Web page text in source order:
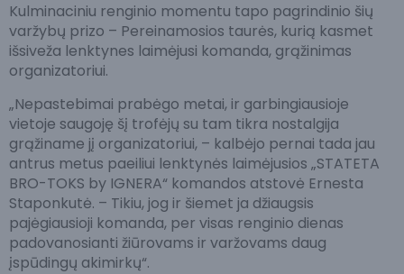
Kulminaciniu renginio momentu tapo pagrindinio šių
varžybų prizo – Pereinamosios taurės, kurią kasmet
išsiveža lenktynes laimėjusi komanda, grąžinimas
organizatoriui.
„Nepastebimai prabėgo metai, ir garbingiausioje
vietoje saugoję šį trofėjų su tam tikra nostalgija
grąžiname jį organizatoriui, – kalbėjo pernai tada jau
antrus metus paeiliui lenktynės laimėjusios „STATETA
BRO-TOKS by IGNERA“ komandos atstovė Ernesta
Staponkutė. – Tikiu, jog ir šiemet ja džiaugsis
pajėgiausioji komanda, per visas renginio dienas
padovanosianti žiūrovams ir varžovams daug
įspūdingų akimirkų“.